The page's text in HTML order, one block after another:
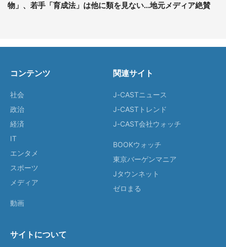
物」、若手「育成法」は他に類を見ない...地元メディア絶賛
コンテンツ
社会
政治
経済
IT
エンタメ
スポーツ
メディア
動画
関連サイト
J-CASTニュース
J-CASTトレンド
J-CAST会社ウォッチ
BOOKウォッチ
東京バーゲンマニア
Jタウンネット
ゼロまる
サイトについて